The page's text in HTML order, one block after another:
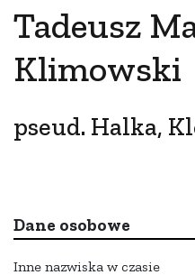
Tadeusz
Klimowski
pseud. Halka,
Dane osobowe
Inne nazwiska w czasie